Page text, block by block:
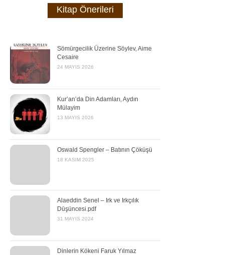
Kitap Önerileri
Sömürgecilik Üzerine Söylev, Aime
Cesaire
24 MAYIS 2026
Kur’an’da Din Adamları, Aydın
Mülayim
13 MAYIS 2026
Oswald Spengler – Batının Çöküşü
18 KASIM 2025
Alaeddin Senel – Irk ve Irkçılık
Düşüncesi.pdf
31 MAYIS 2024
Dinlerin Kökeni Faruk Yılmaz